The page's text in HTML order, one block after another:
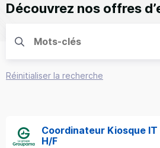
Découvrez nos offres
Réinitialiser la recherche
Coordinateur Kiosque IT
H/F